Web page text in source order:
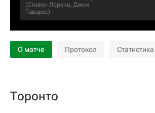
(Стивен Лоренц, Джон
Таварес)
О матче Протокол Статистика
Торонто